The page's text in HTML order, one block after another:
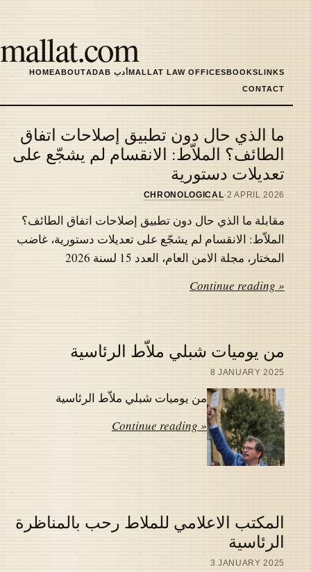
main
content
mallat.com
HOMEABOUT ADAB أدبMALLAT LAW OFFICESBOOKSLINKS
CONTACT
Latest
articles
ما الذي حال دون تطبيق إصلاحات اتفاق
الطائف؟ الملاّط: الانقسام لم يشجّع على
تعديلات دستورية
2 APRIL 2026
·
CHRONOLOGICAL
مقابلة ما الذي حال دون تطبيق إصلاحات اتفاق الطائف؟
الملاّط: الانقسام لم يشجّع على تعديلات دستورية، غاضب
المختار، مجلة الامن العام، العدد 15 لسنة 2026
Continue reading »
من يوميات شبلي ملاّط الرئاسية
8 JANUARY 2025
من يوميات شبلي ملاّط الرئاسية
Continue reading »
المكتب الاعلامي للملاط رحب بالمناظرة
الرئاسية
3 JANUARY 2025